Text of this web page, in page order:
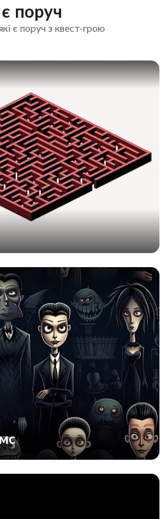
поруч
є поруч з квест-грою